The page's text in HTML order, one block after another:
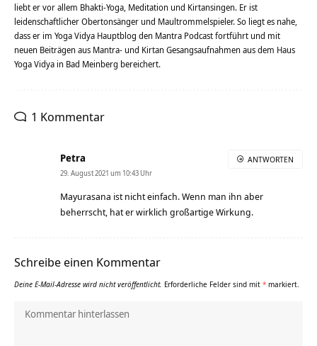
liebt er vor allem Bhakti-Yoga, Meditation und Kirtansingen. Er ist
leidenschaftlicher Obertonsänger und Maultrommelspieler. So liegt es nahe,
dass er im Yoga Vidya Hauptblog den Mantra Podcast fortführt und mit
neuen Beiträgen aus Mantra- und Kirtan Gesangsaufnahmen aus dem Haus
Yoga Vidya in Bad Meinberg bereichert.
1 Kommentar
Petra
29. August 2021 um 10:43 Uhr
Mayurasana ist nicht einfach. Wenn man ihn aber
beherrscht, hat er wirklich großartige Wirkung.
ANTWORTEN
Schreibe einen Kommentar
Deine E-Mail-Adresse wird nicht veröffentlicht. Erforderliche Felder sind mit * markiert.